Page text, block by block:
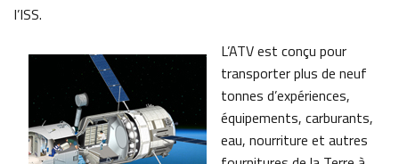
l’ISS.
L’ATV est conçu pour
transporter plus de neuf
tonnes d’expériences,
équipements, carburants,
eau, nourriture et autres